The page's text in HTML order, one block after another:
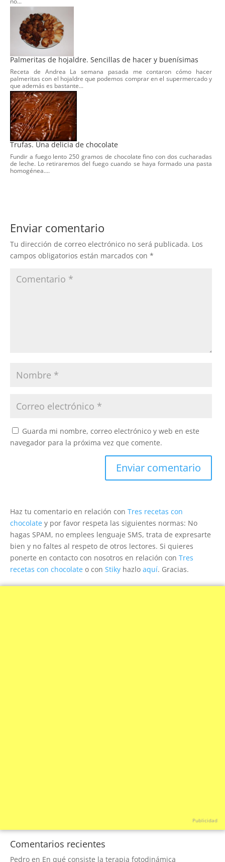
Palmeritas de hojaldre. Sencillas de hacer y buenísimas
Receta de Andrea La semana pasada me contaron cómo hacer
palmeritas con el hojaldre que podemos comprar en el supermercado y
que además es bastante...
Trufas. Una delicia de chocolate
Fundir a fuego lento 250 gramos de chocolate fino con dos cucharadas
de leche. Lo retiraremos del fuego cuando se haya formado una pasta
homogénea....
Enviar comentario
Tu dirección de correo electrónico no será publicada. Los
campos obligatorios están marcados con *
Guarda mi nombre, correo electrónico y web en este
navegador para la próxima vez que comente.
Haz tu comentario en relación con Tres recetas con
chocolate y por favor respeta las siguientes normas: No
hagas SPAM, no emplees lenguaje SMS, trata de expresarte
bien y no faltes al respeto de otros lectores. Si quieres
ponerte en contacto con nosotros en relación con Tres
recetas con chocolate o con Stiky hazlo aquí. Gracias.
Publicidad
Comentarios recientes
Pedro en En qué consiste la terapia fotodinámica